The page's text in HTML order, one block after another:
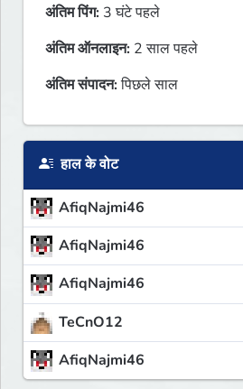
अंतिम पिंग: 3 घंटे पहले
अंतिम ऑनलाइन: 2 साल पहले
अंतिम संपादन:पिछले साल
हाल के वोट
AfiqNajmi46
AfiqNajmi46
AfiqNajmi46
TeCnO12
AfiqNajmi46